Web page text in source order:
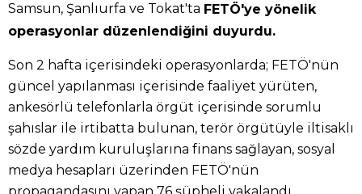
Samsun, Şanlıurfa ve Tokat'ta FETÖ'ye yönelik
operasyonlar düzenlendiğini duyurdu.
Son 2 hafta içerisindeki operasyonlarda; FETÖ'nün
güncel yapılanması içerisinde faaliyet yürüten,
ankesörlü telefonlarla örgüt içerisinde sorumlu
şahıslar ile irtibatta bulunan, terör örgütüyle iltisaklı
sözde yardım kuruluşlarına finans sağlayan, sosyal
medya hesapları üzerinden FETÖ'nün